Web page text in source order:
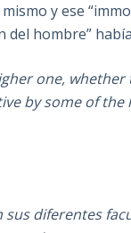
y ese
del hombre”
one,
by some of
sus diferentes